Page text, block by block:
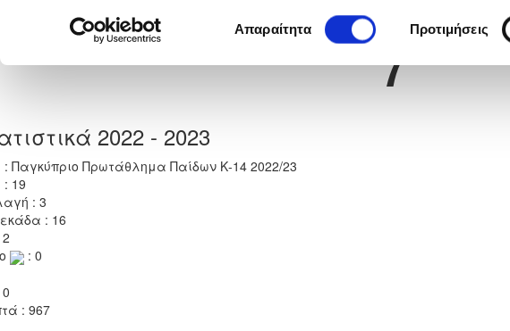
συγκατάθεσης
Απαραίτητα Προτιμήσεις
7
2022 - 2023
: Παγκύπριο Πρωτάθλημα Παίδων Κ-14 2022/23
19
: 3
: 16
: 0
: 967